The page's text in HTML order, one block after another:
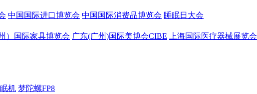
中国国际进口博览会 中国国际消费品博览会 睡眠日大会
）国际家具博览会 广东(广州)国际美博会CIBE 上海国际医疗器械展览会
机 梦陀螺FP8